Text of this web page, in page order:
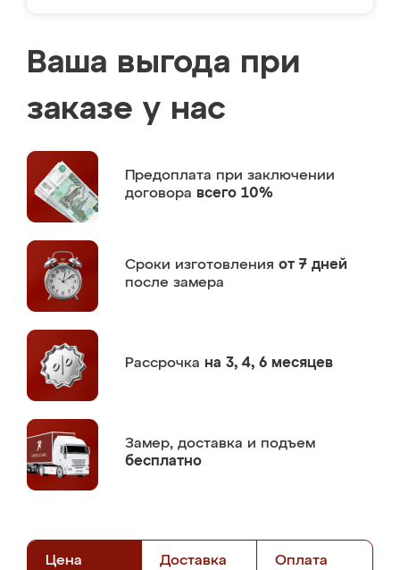
Ваша выгода при
заказе у нас
Предоплата при заключении
договора всего 10%
Сроки изготовления от 7 дней
после замера
Рассрочка на 3, 4, 6 месяцев
Замер, доставка и подъем
бесплатно
Цена Доставка Оплата